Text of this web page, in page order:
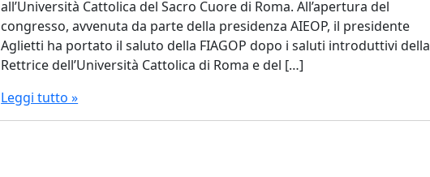
all’Università Cattolica del Sacro Cuore di Roma. All’apertura del
congresso, avvenuta da parte della presidenza AIEOP, il presidente
Aglietti ha portato il saluto della FIAGOP dopo i saluti introduttivi della
Rettrice dell’Università Cattolica di Roma e del […]
Leggi tutto »